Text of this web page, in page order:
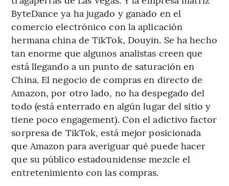
ByteDance ya ha jugado y ganado en el
comercio electrónico con la aplicación
hermana china de TikTok, Douyin. Se ha hecho
tan enorme que algunos analistas creen que
está llegando a un punto de saturación en
China. El negocio de compras en directo de
Amazon, por otro lado, no ha despegado del
todo (está enterrado en algún lugar del sitio y
tiene poco engagement). Con el adictivo factor
sorpresa de TikTok, está mejor posicionada
que Amazon para averiguar qué puede hacer
que su público estadounidense mezcle el
entretenimiento con las compras.